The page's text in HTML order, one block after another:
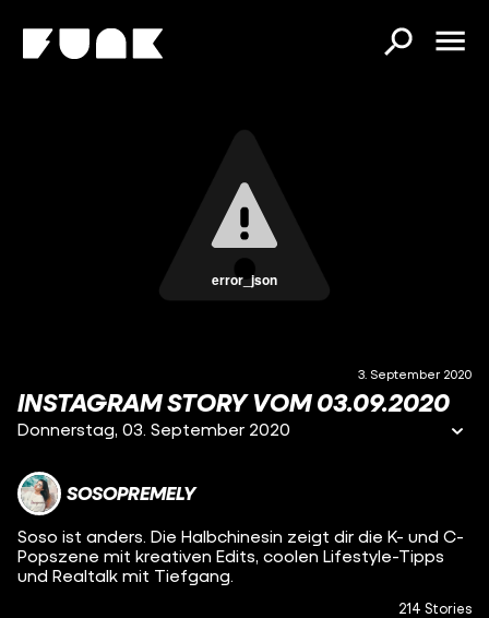
error_json
3. September 2020
INSTAGRAM STORY VOM 03.09.2020
Donnerstag, 03. September 2020
SOSOPREMELY
Soso ist anders. Die Halbchinesin zeigt dir die K- und C-
Popszene mit kreativen Edits, coolen Lifestyle-Tipps
und Realtalk mit Tiefgang.
214 Stories